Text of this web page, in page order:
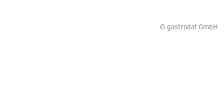
© gastrodat GmbH